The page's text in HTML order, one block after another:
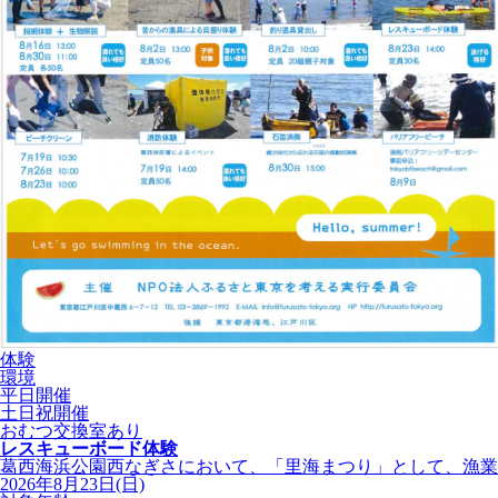
体験
環境
平日開催
土日祝開催
おむつ交換室あり
レスキューボード体験
葛西海浜公園西なぎさにおいて、「里海まつり」として、漁
2026年8月23日(日)